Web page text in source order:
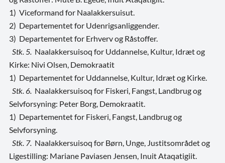
1) Viceformand for Naalakkersuisut.
2) Departementet for Udenrigsanliggender.
3) Departementet for Erhverv og Råstoffer.
Stk. 5. Naalakkersuisoq for Uddannelse, Kultur, Idræt og
Kirke: Nivi Olsen, Demokraatit
1) Departementet for Uddannelse, Kultur, Idræt og Kirke.
Stk. 6. Naalakkersuisoq for Fiskeri, Fangst, Landbrug og
Selvforsyning: Peter Borg, Demokraatit.
1) Departementet for Fiskeri, Fangst, Landbrug og
Selvforsyning.
Stk. 7. Naalakkersuisoq for Børn, Unge, Justitsområdet og
Ligestilling: Mariane Paviasen Jensen, Inuit Ataqatigiit.